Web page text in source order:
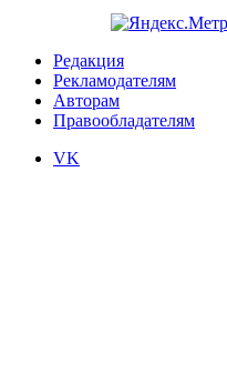
Редакция
Рекламодателям
Авторам
Правообладателям
VK